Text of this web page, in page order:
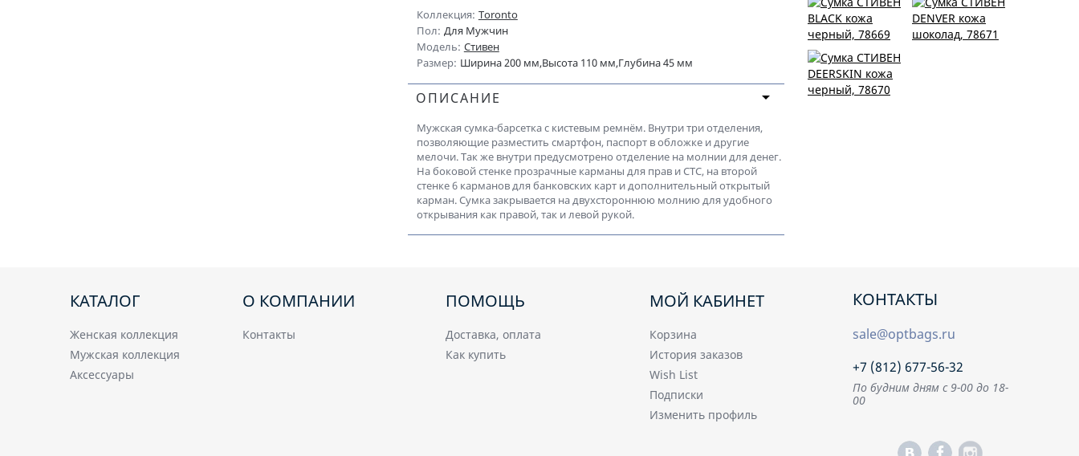
Коллекция: Toronto
Пол: Для Мужчин
Модель: Стивен
Размер: Ширина 200 мм,Высота 110 мм,Глубина 45 мм
ОПИСАНИЕ
Мужская сумка-барсетка с кистевым ремнём. Внутри три отделения,
позволяющие разместить смартфон, паспорт в обложке и другие
мелочи. Так же внутри предусмотрено отделение на молнии для денег.
На боковой стенке прозрачные карманы для прав и СТС, на второй
стенке 6 карманов для банковских карт и дополнительный открытый
карман. Сумка закрывается на двухстороннюю молнию для удобного
открывания как правой, так и левой рукой.
Сумка СТИВЕН
BLACK кожа
черный, 78669
КАТАЛОГ
Женская коллекция
Мужская коллекция
Аксессуары
О КОМПАНИИ
Контакты
ПОМОЩЬ
Доставка, оплата
Как купить
МОЙ КАБИНЕТ
Корзина
История заказов
Wish List
Подписки
Изменить профиль
КОНТАКТЫ
sale@optbags.ru
+7 (812) 677-56-32
По будним дням с 9-00 до 18-
00